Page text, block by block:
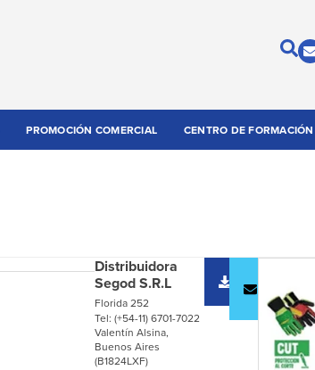
PROMOCIÓN COMERCIAL CENTRO DE FORMACIÓN
Distribuidora
Segod S.R.L
Florida 252
Tel: (+54-11) 6701-7022
Valentín Alsina,
Buenos Aires
(B1824LXF)
catálogo
empresa